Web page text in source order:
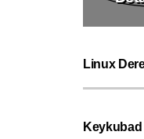
Linux
Keykubad